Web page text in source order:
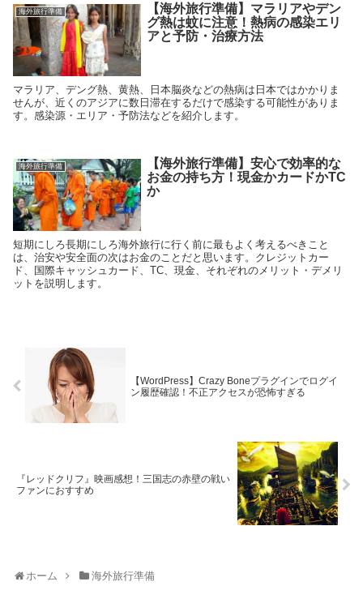
海外旅行準備
【海外旅行準備】マラリアやデン
グ熱は蚊に注意！熱病の感染エリ
アと予防・治療方法
マラリア、デング熱、黄熱、日本脳炎などの熱病は日本ではかかりま
せんが、近くのアジアに数日滞在するだけで感染する可能性がありま
す。感染源・エリア・予防法などを紹介します。
海外旅行準備
【海外旅行準備】安心で効率的な
お金の持ち方！現金かカードかTC
か
短期にしろ長期にしろ海外旅行に行く前に最もよく考えるべきこと
は、治安や安全面の次はお金のことだと思います。クレジットカー
ド、国際キャッシュカード、TC、現金、それぞれのメリット・デメリ
ットを説明します。
【WordPress】Crazy Boneプラグインでログイ
ン履歴確認！不正アクセスが恐怖すぎる
『レッドクリフ』映画感想！三国志の赤壁の戦い
ファンにおすすめ
ホーム 海外旅行準備